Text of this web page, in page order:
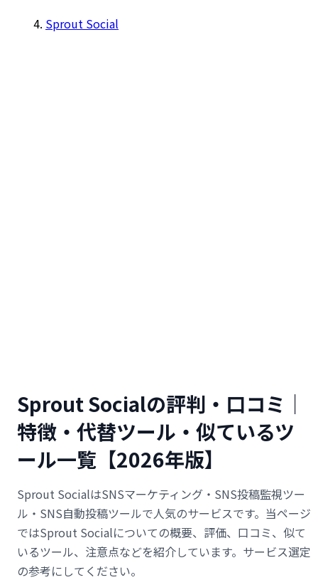
Sprout Social
Sprout Socialの評判・口コミ｜
特徴・代替ツール・似ているツ
ール一覧【2026年版】
Sprout SocialはSNSマーケティング・SNS投稿監視ツー
ル・SNS自動投稿ツールで人気のサービスです。当ページ
ではSprout Socialについての概要、評価、口コミ、似て
いるツール、注意点などを紹介しています。サービス選定
の参考にしてください。